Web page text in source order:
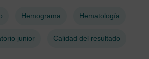
Hemograma Hematología
junior Calidad del resultado